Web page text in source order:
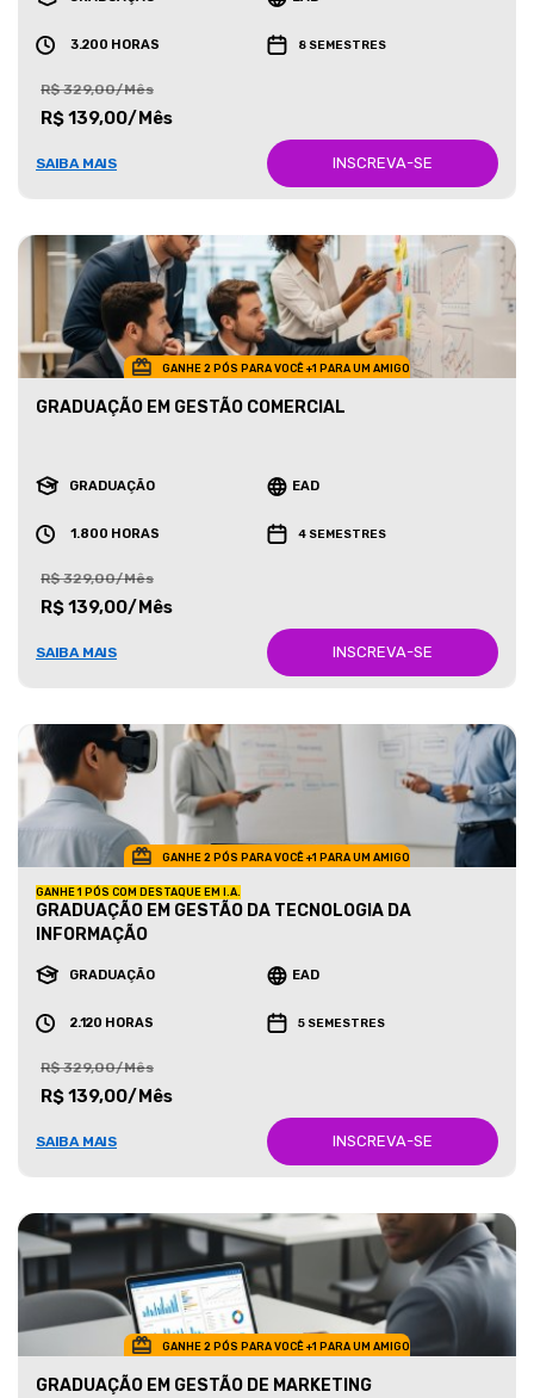
3.200 HORAS 8 SEMESTRES
R$ 329,00/Mês
R$ 139,00/Mês
SAIBA MAIS INSCREVA-SE
GANHE 2 PÓS PARA VOCÊ +1 PARA UM AMIGO
GRADUAÇÃO EM GESTÃO COMERCIAL
GRADUAÇÃO EAD
1.800 HORAS 4 SEMESTRES
R$ 329,00/Mês
R$ 139,00/Mês
SAIBA MAIS INSCREVA-SE
GANHE 2 PÓS PARA VOCÊ +1 PARA UM AMIGO
GANHE 1 PÓS COM DESTAQUE EM I.A.
GRADUAÇÃO EM GESTÃO DA TECNOLOGIA DA
INFORMAÇÃO
GRADUAÇÃO EAD
2.120 HORAS 5 SEMESTRES
R$ 329,00/Mês
R$ 139,00/Mês
SAIBA MAIS INSCREVA-SE
GANHE 2 PÓS PARA VOCÊ +1 PARA UM AMIGO
GRADUAÇÃO EM GESTÃO DE MARKETING